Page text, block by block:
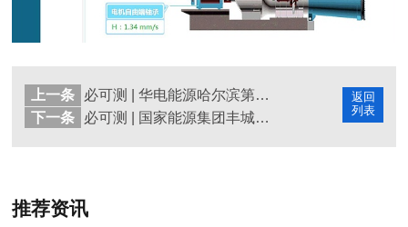
返回
列表
上一条
必可测 | 华电能源哈尔滨第三发电厂案例
下一条
必可测 | 国家能源集团丰城电厂案例
推荐资讯